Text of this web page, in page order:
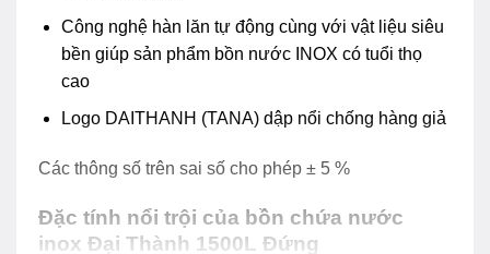
Công nghệ hàn lăn tự động cùng với vật liệu siêu
bền giúp sản phẩm bồn nước INOX có tuổi thọ
cao
Logo DAITHANH (TANA) dập nổi chống hàng giả
Các thông số trên sai số cho phép ± 5 %
Đặc tính nổi trội của bồn chứa nước
inox Đại Thành 1500L Đứng